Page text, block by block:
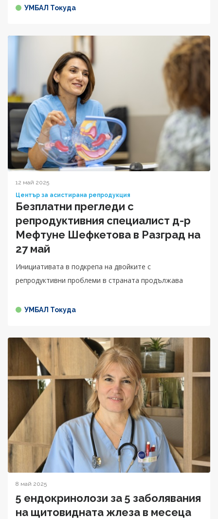
УМБАЛ Токуда
12 май 2025
Център за асистирана репродукция
Безплатни прегледи с
репродуктивния специалист д-р
Мефтуне Шефкетова в Разград на
27 май
Инициативата в подкрепа на двойките с
репродуктивни проблеми в страната продължава
УМБАЛ Токуда
8 май 2025
5 ендокринолози за 5 заболявания
на щитовидната жлеза в месеца